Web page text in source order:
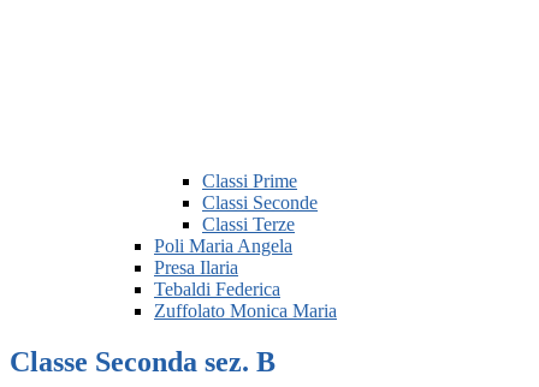
Classi Prime
Classi Seconde
Classi Terze
Poli Maria Angela
Presa Ilaria
Tebaldi Federica
Zuffolato Monica Maria
Classe Seconda sez. B